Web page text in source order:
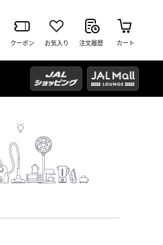
クーポン お気入り 注文履歴 カート